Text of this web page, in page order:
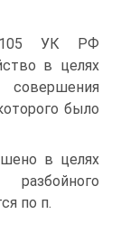
УК РФ
в целях
было
в целях
по п.